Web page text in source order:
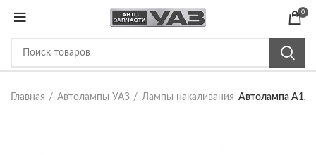
0
Главная Автолампы УАЗ Лампы накаливания Автолампа